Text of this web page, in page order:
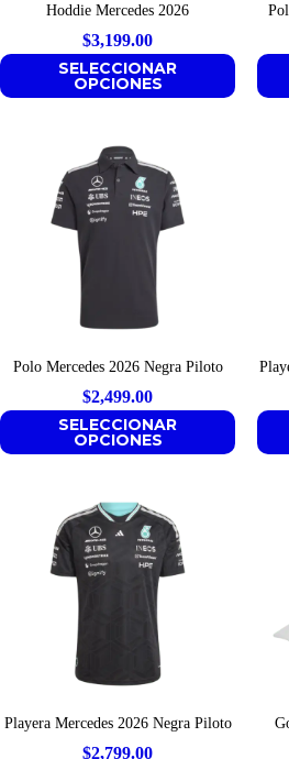
Hoddie Mercedes 2026
$3,199.00
SELECCIONAR
OPCIONES
Polo Mercedes 2026 Negra Piloto
$2,499.00
SELECCIONAR
OPCIONES
Playera Mercedes 2026 Negra Piloto
$2,799.00